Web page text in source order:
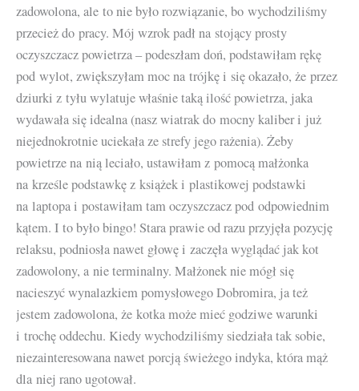
zadowolona, ale to nie było rozwiązanie, bo wychodziliśmy
przecież do pracy. Mój wzrok padł na stojący prosty
oczyszczacz powietrza – podeszłam doń, podstawiłam rękę
pod wylot, zwiększyłam moc na trójkę i się okazało, że przez
dziurki z tyłu wylatuje właśnie taką ilość powietrza, jaka
wydawała się idealna (nasz wiatrak do mocny kaliber i już
niejednokrotnie uciekała ze strefy jego rażenia). Żeby
powietrze na nią leciało, ustawiłam z pomocą małżonka
na krześle podstawkę z książek i plastikowej podstawki
na laptopa i postawiłam tam oczyszczacz pod odpowiednim
kątem. I to było bingo! Stara prawie od razu przyjęła pozycję
relaksu, podniosła nawet głowę i zaczęła wyglądać jak kot
zadowolony, a nie terminalny. Małżonek nie mógł się
nacieszyć wynalazkiem pomysłowego Dobromira, ja też
jestem zadowolona, że kotka może mieć godziwe warunki
i trochę oddechu. Kiedy wychodziliśmy siedziała tak sobie,
niezainteresowana nawet porcją świeżego indyka, która mąż
dla niej rano ugotował.